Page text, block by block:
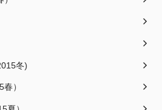
冬)
）